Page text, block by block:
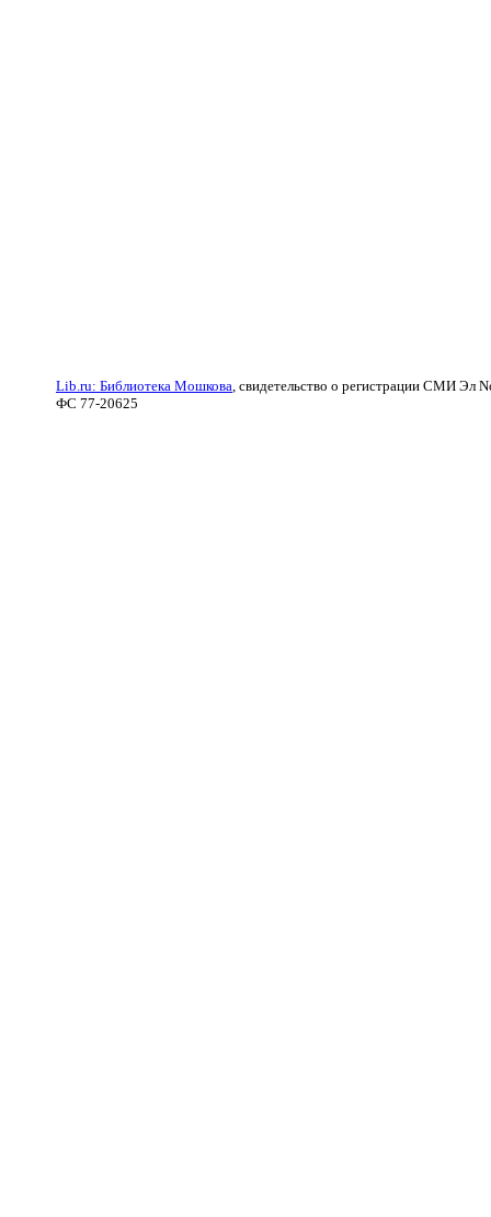
Lib.ru: Библиотека Мошкова , свидетельство о регистрации СМИ Эл
ФС 77-20625